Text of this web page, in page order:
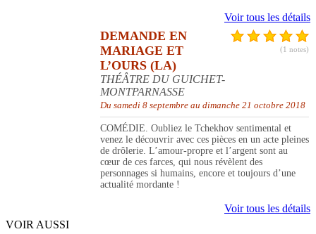
Voir tous les détails
(1 notes)
DEMANDE EN
MARIAGE ET
L’OURS (LA)
THÉÂTRE DU GUICHET-
MONTPARNASSE
Du samedi 8 septembre au dimanche 21 octobre 2018
COMÉDIE. Oubliez le Tchekhov sentimental et
venez le découvrir avec ces pièces en un acte pleines
de drôlerie. L’amour-propre et l’argent sont au
cœur de ces farces, qui nous révèlent des
personnages si humains, encore et toujours d’une
actualité mordante !
Voir tous les détails
VOIR AUSSI